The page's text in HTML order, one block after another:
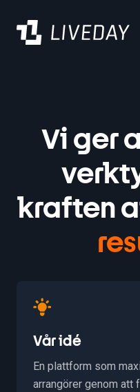
Vi ger
kraften
Vår idé
En plattform som
arrangörer genom att